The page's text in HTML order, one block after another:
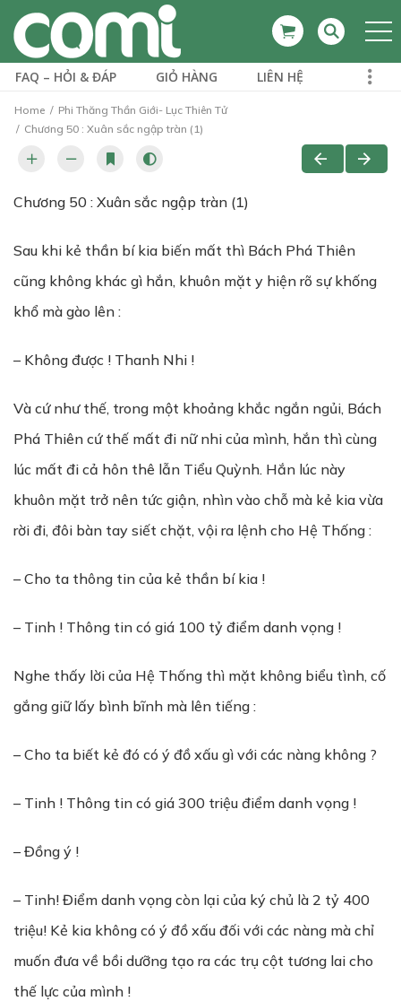
FAQ – HỎI & ĐÁP GIỎ HÀNG LIÊN HỆ
Home
Phi Thăng Thần Giới- Lục Thiên Tử
Chương 50 : Xuân sắc ngập tràn (1)
Chương 50 : Xuân sắc ngập tràn (1)
Sau khi kẻ thần bí kia biến mất thì Bách Phá Thiên
cũng không khác gì hắn, khuôn mặt y hiện rõ sự khống
khổ mà gào lên :
– Không được ! Thanh Nhi !
Và cứ như thế, trong một khoảng khắc ngắn ngủi, Bách
Phá Thiên cứ thế mất đi nữ nhi của mình, hắn thì cùng
lúc mất đi cả hôn thê lẫn Tiểu Quỳnh. Hắn lúc này
khuôn mặt trở nên tức giận, nhìn vào chỗ mà kẻ kia vừa
rời đi, đôi bàn tay siết chặt, vội ra lệnh cho Hệ Thống :
– Cho ta thông tin của kẻ thần bí kia !
– Tinh ! Thông tin có giá 100 tỷ điểm danh vọng !
Nghe thấy lời của Hệ Thống thì mặt không biểu tình, cố
gắng giữ lấy bình bĩnh mà lên tiếng :
– Cho ta biết kẻ đó có ý đồ xấu gì với các nàng không ?
– Tinh ! Thông tin có giá 300 triệu điểm danh vọng !
– Đồng ý !
– Tinh! Điểm danh vọng còn lại của ký chủ là 2 tỷ 400
triệu! Kẻ kia không có ý đồ xấu đối với các nàng mà chỉ
muốn đưa về bồi dưỡng tạo ra các trụ cột tương lai cho
thế lực của mình !